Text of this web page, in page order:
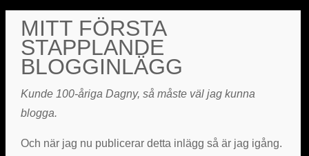
MITT FÖRSTA
STAPPLANDE
BLOGGINLÄGG
Kunde 100-åriga Dagny, så måste väl jag kunna
blogga.
Och när jag nu publicerar detta inlägg så är jag igång.